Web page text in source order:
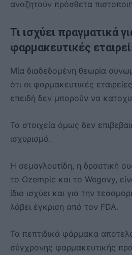
αναζητούν πρόσθετα
Τι ισχύει πραγματικά
φαρμακευτικές
Μία διαδεδομένη θεωρία
ότι οι φαρμακευτικές
επειδή δεν μπορούν να
Τα στοιχεία όμως δεν
ισχυρισμό.
Η σεμαγλουτίδη, η δραστική
το Ozempic και το Wegovy,
ίδιο ισχύει και για την
λάβει έγκριση από τον FDA.
Τα πεπτιδικά φάρμακα
σύγχρονης φαρμακευτικής